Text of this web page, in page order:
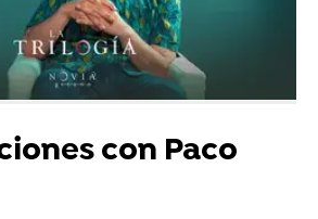
con Paco